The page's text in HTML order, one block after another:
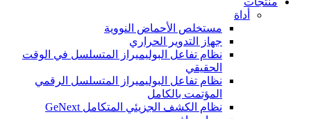
أداة
مستخلص الأحماض النووية
جهاز التدوير الحراري
نظام تفاعل البوليميراز المتسلسل في الوقت
الحقيقي
نظام تفاعل البوليميراز المتسلسل الرقمي
المؤتمت بالكامل
نظام الكشف الجزيئي المتكامل GeNext